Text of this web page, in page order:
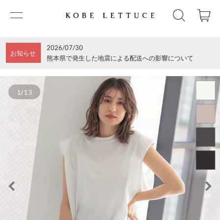
お知らせ
2026/07/30
熊本県で発生した地震による配送への影響について
1/13